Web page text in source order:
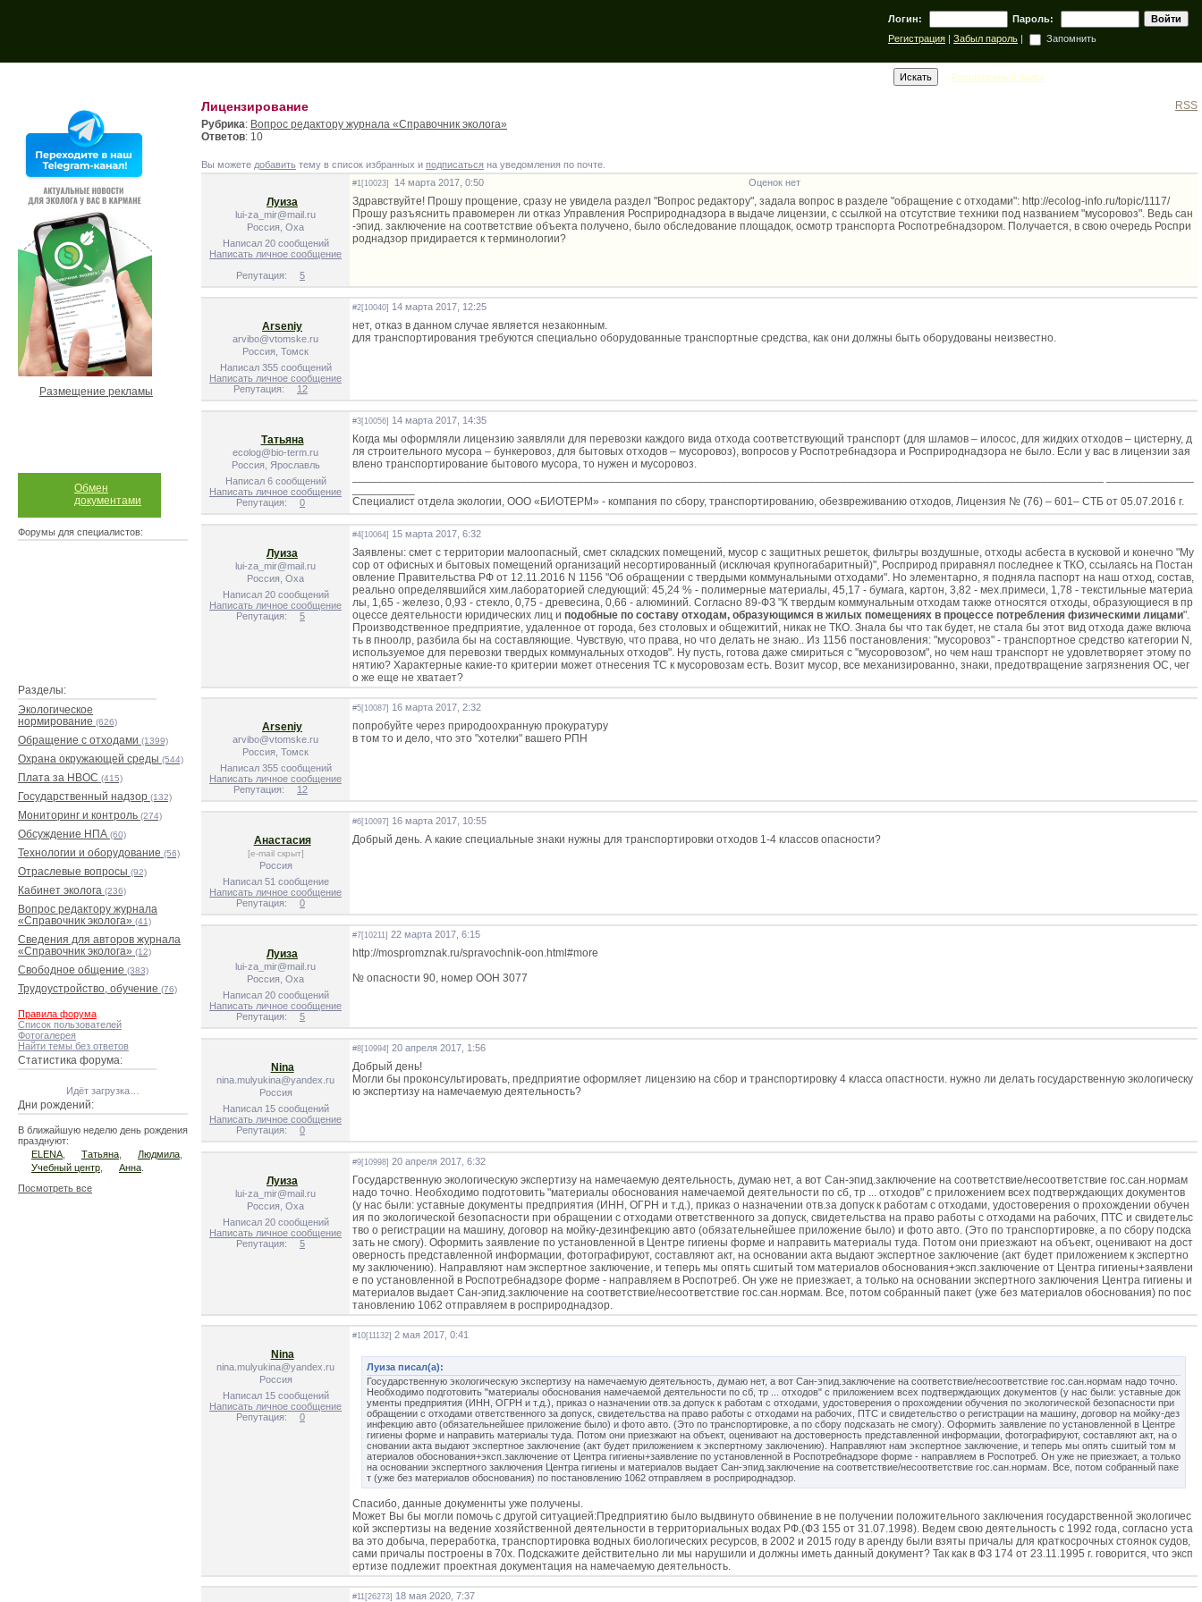
Логин:
Пароль:
Регистрация
Забыл пароль Запомнить
Расширенный поиск
Размещение рекламы
Обмен
документами
Форумы для специалистов:
Разделы:
Экологическое
нормирование (626)
Обращение с отходами (1399)
Охрана окружающей среды (544)
Плата за НВОС (415)
Государственный надзор (132)
Мониторинг и контроль (274)
Обсуждение НПА (60)
Технологии и оборудование (56)
Отраслевые вопросы (92)
Кабинет эколога (236)
Вопрос редактору журнала
«Справочник эколога» (41)
Сведения для авторов журнала
«Справочник эколога» (12)
Свободное общение (383)
Трудоустройство, обучение (76)
Правила форума
Список пользователей
Фотогалерея
Найти темы без ответов
Статистика форума:
Идёт загрузка…
Дни рождений:
В ближайшую неделю день рождения
празднуют:
ELENA
Татьяна Людмила
Учебный центр
Анна
Посмотреть все
RSS
Лицензирование
Рубрика: Вопрос редактору журнала «Справочник эколога»
Ответов: 10
Вы можете добавить тему в список избранных и подписаться на уведомления по почте.
Луиза
lui-za_mir@mail.ru
Россия, Оха
Написал 20 сообщений
Написать личное сообщение
Репутация:
5
#1[10023] 14 марта 2017, 0:50 Оценок нет
Здравствуйте! Прошу прощение, сразу не увидела раздел "Вопрос редактору", задала вопрос в разделе "обращение с отходами": http://ecolog-info.ru/topic/1117/
Прошу разъяснить правомерен ли отказ Управления Росприроднадзора в выдаче лицензии, с ссылкой на отсутствие техники под названием "мусоровоз". Ведь сан
-эпид. заключение на соответствие объекта получено, было обследование площадок, осмотр транспорта Роспотребнадзором. Получается, в свою очередь Роспри
роднадзор придирается к терминологии?
Arseniy
arvibo@vtomske.ru
Россия, Томск
Написал 355 сообщений
Написать личное сообщение
Репутация:
12
#2[10040] 14 марта 2017, 12:25
нет, отказ в данном случае является незаконным.
для транспортирования требуются специально оборудованные транспортные средства, как они должны быть оборудованы неизвестно.
Татьяна
ecolog@bio-term.ru
Россия, Ярославль
Написал 6 сообщений
Написать личное сообщение
Репутация:
0
#3[10056] 14 марта 2017, 14:35
Когда мы оформляли лицензию заявляли для перевозки каждого вида отхода соответствующий транспорт (для шламов – илосос, для жидких отходов – цистерну, д
ля строительного мусора – бункеровоз, для бытовых отходов – мусоровоз), вопросов у Роспотребнадзора и Росприроднадзора не было. Если у вас в лицензии зая
влено транспортирование бытового мусора, то нужен и мусоровоз.
Специалист отдела экологии, ООО «БИОТЕРМ» - компания по сбору, транспортированию, обезвреживанию отходов, Лицензия № (76) – 601– СТБ от 05.07.2016 г.
Луиза
lui-za_mir@mail.ru
Россия, Оха
Написал 20 сообщений
Написать личное сообщение
Репутация:
5
#4[10064] 15 марта 2017, 6:32
Заявлены: смет с территории малоопасный, смет складских помещений, мусор с защитных решеток, фильтры воздушные, отходы асбеста в кусковой и конечно "Му
сор от офисных и бытовых помещений организаций несортированный (исключая крупногабаритный)", Росприрод приравнял последнее к ТКО, ссылаясь на Постан
овление Правительства РФ от 12.11.2016 N 1156 "Об обращении с твердыми коммунальными отходами". Но элементарно, я подняла паспорт на наш отход, состав,
реально определявшийся хим.лабораторией следующий: 45,24 % - полимерные материалы, 45,17 - бумага, картон, 3,82 - мех.примеси, 1,78 - текстильные материа
лы, 1,65 - железо, 0,93 - стекло, 0,75 - древесина, 0,66 - алюминий. Согласно 89-ФЗ "К твердым коммунальным отходам также относятся отходы, образующиеся в пр
оцессе деятельности юридических лиц и подобные по составу отходам, образующимся в жилых помещениях в процессе потребления физическими лицами".
Производственное предприятие, удаленное от города, без столовых и общежитий, никак не ТКО. Знала бы что так будет, не стала бы этот вид отхода даже включа
ть в пноолр, разбила бы на составляющие. Чувствую, что права, но что делать не знаю.. Из 1156 постановления: "мусоровоз" - транспортное средство категории N,
используемое для перевозки твердых коммунальных отходов". Ну пусть, готова даже смириться с "мусоровозом", но чем наш транспорт не удовлетворяет этому по
нятию? Характерные какие-то критерии может отнесения ТС к мусоровозам есть. Возит мусор, все механизированно, знаки, предотвращение загрязнения ОС, чег
о же еще не хватает?
Arseniy
arvibo@vtomske.ru
Россия, Томск
Написал 355 сообщений
Написать личное сообщение
Репутация:
12
#5[10087] 16 марта 2017, 2:32
попробуйте через природоохранную прокуратуру
в том то и дело, что это "хотелки" вашего РПН
Анастасия
[e-mail скрыт]
Россия
Написал 51 сообщение
Написать личное сообщение
Репутация:
0
#6[10097] 16 марта 2017, 10:55
Добрый день. А какие специальные знаки нужны для транспортировки отходов 1-4 классов опасности?
Луиза
lui-za_mir@mail.ru
Россия, Оха
Написал 20 сообщений
Написать личное сообщение
Репутация:
5
#7[10211] 22 марта 2017, 6:15
http://mospromznak.ru/spravochnik-oon.html#more
№ опасности 90, номер ООН 3077
Nina
nina.mulyukina@yandex.ru
Россия
Написал 15 сообщений
Написать личное сообщение
Репутация:
0
#8[10994] 20 апреля 2017, 1:56
Добрый день!
Могли бы проконсультировать, предприятие оформляет лицензию на сбор и транспортировку 4 класса опастности. нужно ли делать государственную экологическу
ю экспертизу на намечаемую деятельность?
Луиза
lui-za_mir@mail.ru
Россия, Оха
Написал 20 сообщений
Написать личное сообщение
Репутация:
5
#9[10998] 20 апреля 2017, 6:32
Государственную экологическую экспертизу на намечаемую деятельность, думаю нет, а вот Сан-эпид.заключение на соответствие/несоответствие гос.сан.нормам
надо точно. Необходимо подготовить "материалы обоснования намечаемой деятельности по сб, тр ... отходов" с приложением всех подтверждающих документов
(у нас были: уставные документы предприятия (ИНН, ОГРН и т.д.), приказ о назначении отв.за допуск к работам с отходами, удостоверения о прохождении обучен
ия по экологической безопасности при обращении с отходами ответственного за допуск, свидетельства на право работы с отходами на рабочих, ПТС и свидетельс
тво о регистрации на машину, договор на мойку-дезинфекцию авто (обязательнейшее приложение было) и фото авто. (Это по транспортировке, а по сбору подска
зать не смогу). Оформить заявление по установленной в Центре гигиены форме и направить материалы туда. Потом они приезжают на объект, оценивают на дост
оверность представленной информации, фотографируют, составляют акт, на основании акта выдают экспертное заключение (акт будет приложением к экспертно
му заключению). Направляют нам экспертное заключение, и теперь мы опять сшитый том материалов обоснования+эксп.заключение от Центра гигиены+заявлени
е по установленной в Роспотребнадзоре форме - направляем в Роспотреб. Он уже не приезжает, а только на основании экспертного заключения Центра гигиены и
материалов выдает Сан-эпид.заключение на соответствие/несоответствие гос.сан.нормам. Все, потом собранный пакет (уже без материалов обоснования) по пос
тановлению 1062 отправляем в росприроднадзор.
Nina
nina.mulyukina@yandex.ru
Россия
Написал 15 сообщений
Написать личное сообщение
Репутация:
0
#10[11132] 2 мая 2017, 0:41
Луиза писал(а):
Государственную экологическую экспертизу на намечаемую деятельность, думаю нет, а вот Сан-эпид.заключение на соответствие/несоответствие гос.сан.нормам надо точно.
Необходимо подготовить "материалы обоснования намечаемой деятельности по сб, тр ... отходов" с приложением всех подтверждающих документов (у нас были: уставные док
ументы предприятия (ИНН, ОГРН и т.д.), приказ о назначении отв.за допуск к работам с отходами, удостоверения о прохождении обучения по экологической безопасности при
обращении с отходами ответственного за допуск, свидетельства на право работы с отходами на рабочих, ПТС и свидетельство о регистрации на машину, договор на мойку-дез
инфекцию авто (обязательнейшее приложение было) и фото авто. (Это по транспортировке, а по сбору подсказать не смогу). Оформить заявление по установленной в Центре
гигиены форме и направить материалы туда. Потом они приезжают на объект, оценивают на достоверность представленной информации, фотографируют, составляют акт, на о
сновании акта выдают экспертное заключение (акт будет приложением к экспертному заключению). Направляют нам экспертное заключение, и теперь мы опять сшитый том м
атериалов обоснования+эксп.заключение от Центра гигиены+заявление по установленной в Роспотребнадзоре форме - направляем в Роспотреб. Он уже не приезжает, а только
на основании экспертного заключения Центра гигиены и материалов выдает Сан-эпид.заключение на соответствие/несоответствие гос.сан.нормам. Все, потом собранный паке
т (уже без материалов обоснования) по постановлению 1062 отправляем в росприроднадзор.
Спасибо, данные докуменнты уже получены.
Может Вы бы могли помочь с другой ситуацией:Предприятию было выдвинуто обвинение в не получении положительного заключения государственной экологичес
кой экспертизы на ведение хозяйственной деятельности в территориальных водах РФ.(ФЗ 155 от 31.07.1998). Ведем свою деятельность с 1992 года, согласно уста
ва это добыча, переработка, транспортировка водных биологических ресурсов, в 2002 и 2015 году в аренду были взяты причалы для краткосрочных стоянок судов,
сами причалы построены в 70х. Подскажите действительно ли мы нарушили и должны иметь данный документ? Так как в ФЗ 174 от 23.11.1995 г. говорится, что эксп
ертизе подлежит проектная документация на намечаемую деятельность.
#11[26273] 18 мая 2020, 7:37